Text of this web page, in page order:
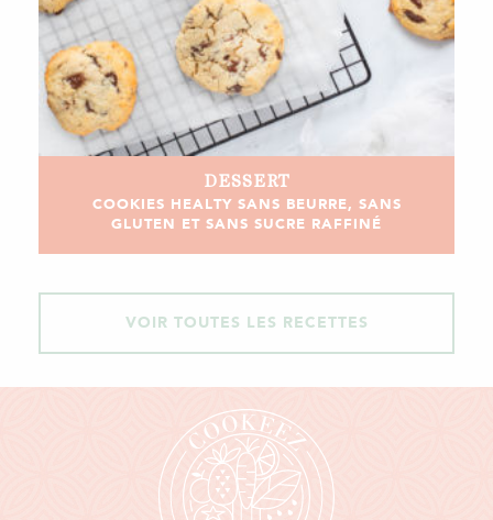
DESSERT
COOKIES HEALTY SANS BEURRE, SANS
GLUTEN ET SANS SUCRE RAFFINÉ
VOIR TOUTES LES RECETTES